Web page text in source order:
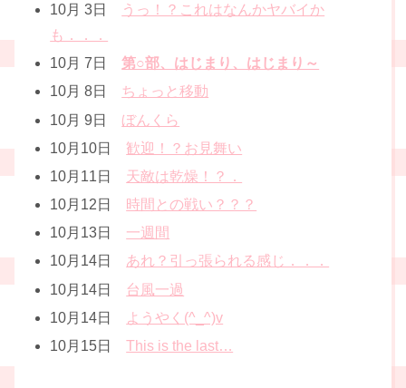
10月 3日
うっ！？これはなんかヤバイか
も．．．
10月 7日第○部、はじまり、はじまり～
10月 8日
ちょっと移動
10月 9日 ぼんくら
10月10日歓迎！？お見舞い
10月11日 天敵は乾燥！？．
10月12日
時間との戦い？？？
10月13日 一週間
10月14日 あれ？引っ張られる感じ．．．
10月14日 台風一過
10月14日
ようやく(^_^)v
10月15日This is the last…